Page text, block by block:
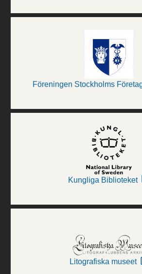
Föreningen Stockholms
Kungliga Biblioteket
Litografiska museet